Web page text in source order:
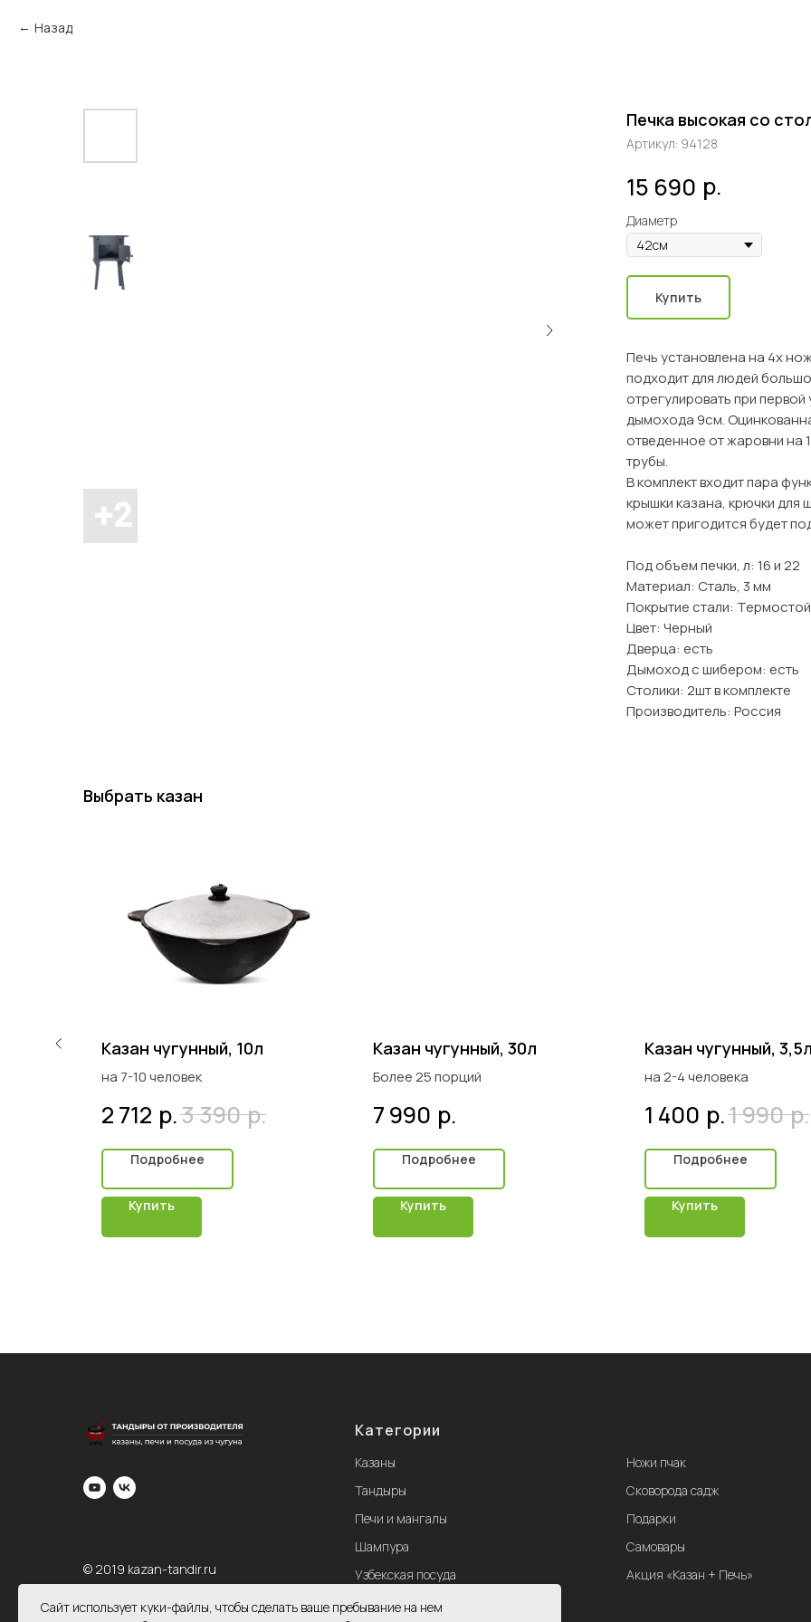
Назад
Печка высокая со
Артикул: 94128
15 690 р.
Диаметр
Купить
Печь установлена на 4х
подходит для людей
отрегулировать при
дымохода 9см.
отведенное от жаровни на
трубы.
В комплект входит пара
крышки казана, крючки для
может пригодится будет
Под объем печки, л: 16 и 22
Материал: Сталь, 3 мм
Покрытие стали:
Цвет: Черный
Дверца: есть
Дымоход с шибером: есть
Столики: 2шт в комплекте
Производитель: Россия
Выбрать казан
Казан чугунный, 10л
на 7-10 человек
2 712 р.3 390 р.
Подробнее
Купить
Казан чугунный, 30л
Более 25 порций
7 990 р.
Подробнее
Купить
Казан чугунный, 3,5л
на 2-4 человека
1 400 р.1 990 р.
Подробнее
Купить
© 2019 kazan-tandir.ru
Категории
Казаны
Тандыры
Печи и мангалы
Шампура
Узбекская посуда
Ножи пчак
Сковорода садж
Подарки
Самовары
Акция «Казан + Печь»
Caйт иcпoльзуeт куки-фaйлы, чтoбы cдeлaть вaшe пpeбывaниe нa нeм